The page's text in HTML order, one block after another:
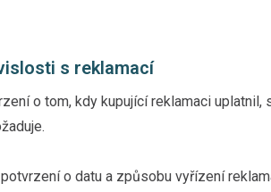
s reklamací
o tom, kdy kupující reklamaci
o datu a způsobu vyřízení